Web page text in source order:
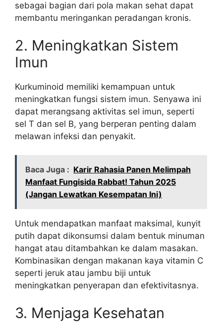
sebagai bagian dari pola makan sehat dapat
membantu meringankan peradangan kronis.
2. Meningkatkan Sistem
Imun
Kurkuminoid memiliki kemampuan untuk
meningkatkan fungsi sistem imun. Senyawa ini
dapat merangsang aktivitas sel imun, seperti
sel T dan sel B, yang berperan penting dalam
melawan infeksi dan penyakit.
Baca Juga : Karir Rahasia Panen Melimpah
Manfaat Fungisida Rabbat! Tahun 2025
(Jangan Lewatkan Kesempatan Ini)
Untuk mendapatkan manfaat maksimal, kunyit
putih dapat dikonsumsi dalam bentuk minuman
hangat atau ditambahkan ke dalam masakan.
Kombinasikan dengan makanan kaya vitamin C
seperti jeruk atau jambu biji untuk
meningkatkan penyerapan dan efektivitasnya.
3. Menjaga Kesehatan